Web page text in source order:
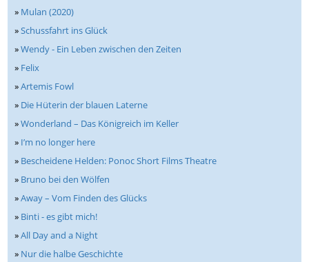
» Mulan (2020)
»Schussfahrt ins Glück
»Wendy - Ein Leben zwischen den Zeiten
» Felix
»Artemis Fowl
» Die Hüterin der blauen Laterne
»Wonderland – Das Königreich im Keller
» I’m no longer here
» Bescheidene Helden: Ponoc Short Films Theatre
» Bruno bei den Wölfen
»Away – Vom Finden des Glücks
» Binti - es gibt mich!
»All Day and a Night
» Nur die halbe Geschichte